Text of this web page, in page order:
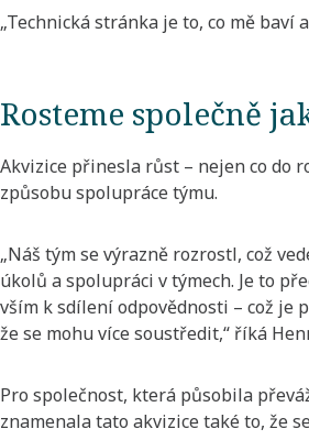
„Technická stránka je to, co mě baví
Rosteme společně
Akvizice přinesla růst – nejen co do
způsobu spolupráce týmu.
„Náš tým se výrazně rozrostl, což
úkolů a spolupráci v týmech. Je to
vším k sdílení odpovědnosti – což je
že se mohu více soustředit,“ říká
Pro společnost, která působila
znamenala tato akvizice také to, že